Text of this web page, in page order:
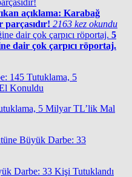
açıklama: Karabağ
parçasıdır! 2163 kez okundu
5
dair çok çarpıcı röportaj.
5 Milyar TL’lik Mal
Darbe: 33 Kişi Tutuklandı